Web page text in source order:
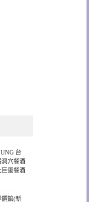
台
洞穴餐酒
巨蛋餐酒
饌館(新